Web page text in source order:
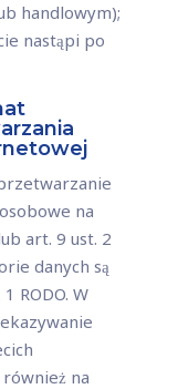
handlowym);
nastąpi po
na
art. 9 ust. 2
danych są
RODO. W
na